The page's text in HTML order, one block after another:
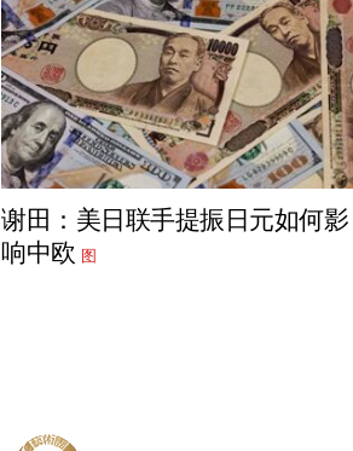
谢田：美日联手提振日元如何影
响中欧 图